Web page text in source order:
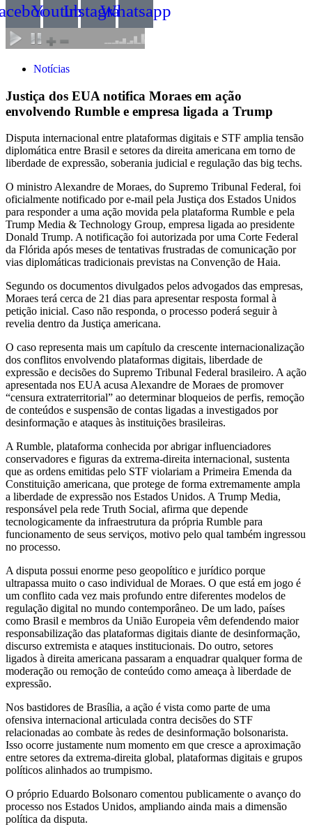
YoutubeInstagramWhatsapp
Notícias
Justiça dos EUA notifica Moraes em ação
envolvendo Rumble e empresa ligada a Trump
Disputa internacional entre plataformas digitais e STF amplia tensão
diplomática entre Brasil e setores da direita americana em torno de
liberdade de expressão, soberania judicial e regulação das big techs.
O ministro Alexandre de Moraes, do Supremo Tribunal Federal, foi
oficialmente notificado por e-mail pela Justiça dos Estados Unidos
para responder a uma ação movida pela plataforma Rumble e pela
Trump Media & Technology Group, empresa ligada ao presidente
Donald Trump. A notificação foi autorizada por uma Corte Federal
da Flórida após meses de tentativas frustradas de comunicação por
vias diplomáticas tradicionais previstas na Convenção de Haia.
Segundo os documentos divulgados pelos advogados das empresas,
Moraes terá cerca de 21 dias para apresentar resposta formal à
petição inicial. Caso não responda, o processo poderá seguir à
revelia dentro da Justiça americana.
O caso representa mais um capítulo da crescente internacionalização
dos conflitos envolvendo plataformas digitais, liberdade de
expressão e decisões do Supremo Tribunal Federal brasileiro. A ação
apresentada nos EUA acusa Alexandre de Moraes de promover
“censura extraterritorial” ao determinar bloqueios de perfis, remoção
de conteúdos e suspensão de contas ligadas a investigados por
desinformação e ataques às instituições brasileiras.
A Rumble, plataforma conhecida por abrigar influenciadores
conservadores e figuras da extrema-direita internacional, sustenta
que as ordens emitidas pelo STF violariam a Primeira Emenda da
Constituição americana, que protege de forma extremamente ampla
a liberdade de expressão nos Estados Unidos. A Trump Media,
responsável pela rede Truth Social, afirma que depende
tecnologicamente da infraestrutura da própria Rumble para
funcionamento de seus serviços, motivo pelo qual também ingressou
no processo.
A disputa possui enorme peso geopolítico e jurídico porque
ultrapassa muito o caso individual de Moraes. O que está em jogo é
um conflito cada vez mais profundo entre diferentes modelos de
regulação digital no mundo contemporâneo. De um lado, países
como Brasil e membros da União Europeia vêm defendendo maior
responsabilização das plataformas digitais diante de desinformação,
discurso extremista e ataques institucionais. Do outro, setores
ligados à direita americana passaram a enquadrar qualquer forma de
moderação ou remoção de conteúdo como ameaça à liberdade de
expressão.
Nos bastidores de Brasília, a ação é vista como parte de uma
ofensiva internacional articulada contra decisões do STF
relacionadas ao combate às redes de desinformação bolsonarista.
Isso ocorre justamente num momento em que cresce a aproximação
entre setores da extrema-direita global, plataformas digitais e grupos
políticos alinhados ao trumpismo.
O próprio Eduardo Bolsonaro comentou publicamente o avanço do
processo nos Estados Unidos, ampliando ainda mais a dimensão
política da disputa.